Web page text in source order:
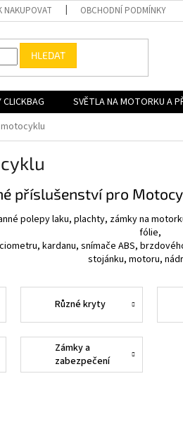
NAKUPOVAT OBCHODNÍ PODMÍNKY
HLEDAT
CLICKBAG SVĚTLA NA MOTORKU A
příslušenství pro
polepy laku, plachty, zámky na
fólie,
kardanu, snímače ABS,
stojánku, motoru,
Různé kryty
Zámky a
zabezpečení
proti krádeži